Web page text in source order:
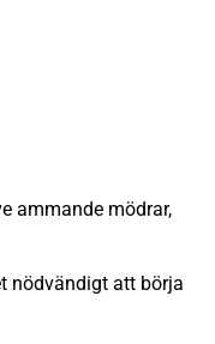
ammande mödrar,
nödvändigt att börja